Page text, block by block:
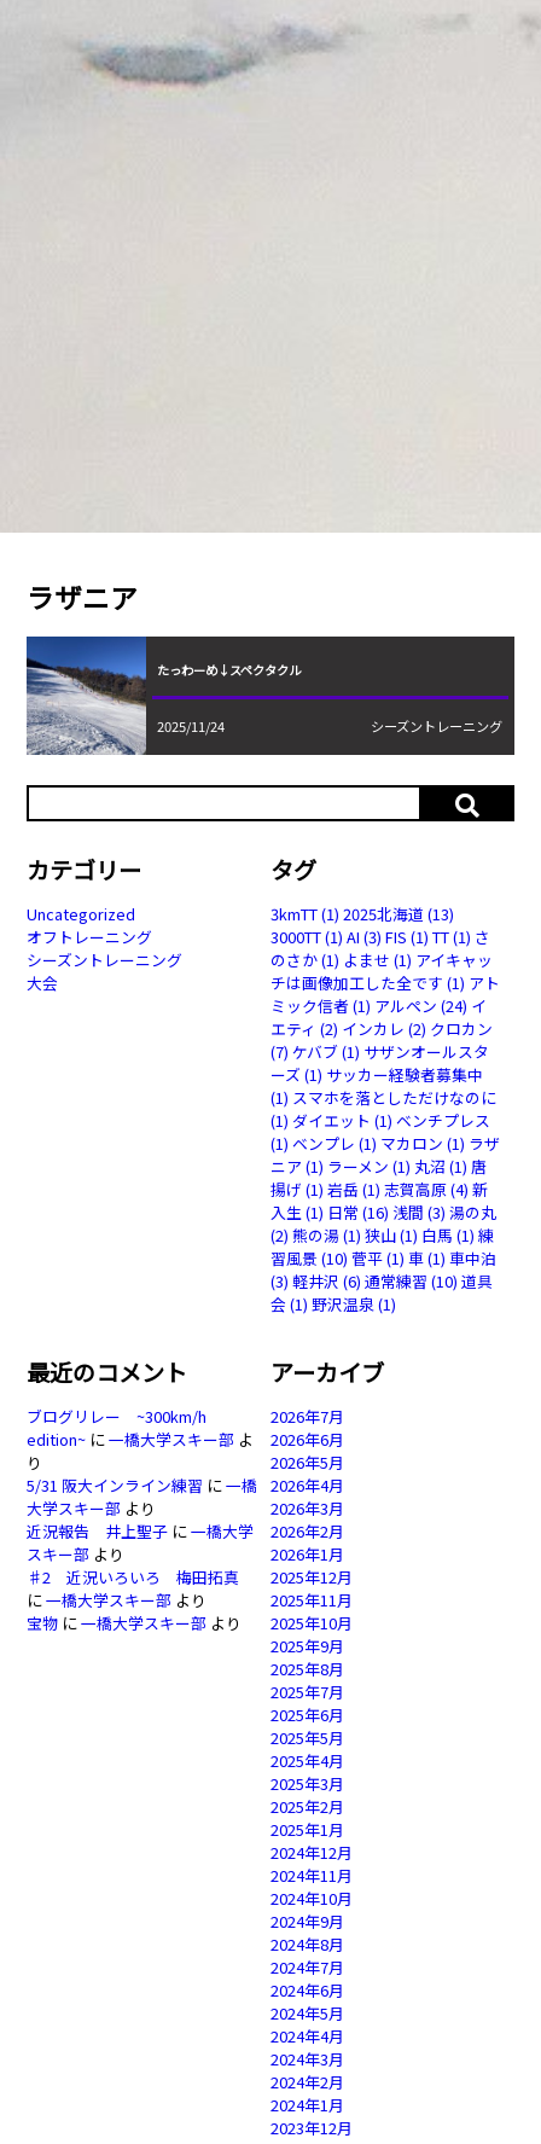
ラザニア
たっわーめ↓スペクタクル
2025/11/24 シーズントレーニング
カテゴリー
Uncategorized
オフトレーニング
シーズントレーニング
大会
タグ
3kmTT(1) 2025北海道 (13)
3000TT(1) AI (3) FIS (1) TT(1) さ
のさか(1) よませ (1) アイキャッ
チは画像加工した全です (1) アト
ミック信者 (1) アルペン (24) イ
エティ (2) インカレ (2) クロカン
(7) ケバブ(1) サザンオールスタ
ーズ (1) サッカー経験者募集中
(1) スマホを落としただけなのに
(1) ダイエット (1) ベンチプレス
(1) ベンプレ (1) マカロン (1) ラザ
ニア (1) ラーメン (1) 丸沼 (1) 唐
揚げ (1) 岩岳 (1) 志賀高原(4) 新
入生(1) 日常 (16) 浅間 (3) 湯の丸
(2) 熊の湯(1) 狭山(1) 白馬 (1) 練
習風景(10) 菅平(1) 車(1) 車中泊
(3) 軽井沢 (6) 通常練習 (10) 道具
会 (1) 野沢温泉(1)
最近のコメント
ブログリレー ~300km/h
edition~ に一橋大学スキー部 よ
り
5/31 阪大インライン練習 に一橋
大学スキー部 より
近況報告 井上聖子 に一橋大学
スキー部 より
♯2 近況いろいろ 梅田拓真
に一橋大学スキー部 より
宝物 に一橋大学スキー部 より
アーカイブ
2026年7月
2026年6月
2026年5月
2026年4月
2026年3月
2026年2月
2026年1月
2025年12月
2025年11月
2025年10月
2025年9月
2025年8月
2025年7月
2025年6月
2025年5月
2025年4月
2025年3月
2025年2月
2025年1月
2024年12月
2024年11月
2024年10月
2024年9月
2024年8月
2024年7月
2024年6月
2024年5月
2024年4月
2024年3月
2024年2月
2024年1月
2023年12月